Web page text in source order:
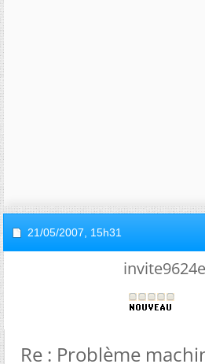
21/05/2007, 15h31
Re : Problème